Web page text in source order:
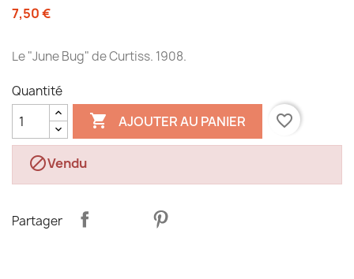
7,50 €
Le "June Bug" de Curtiss. 1908.
Quantité
 AJOUTER AU PANIER favorite_border
Vendu
Partager